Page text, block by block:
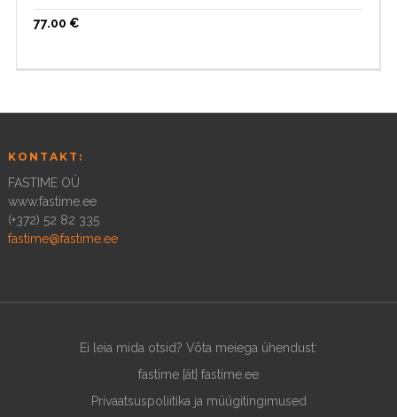
77.00 €
KONTAKT:
FASTIME OÜ
www.fastime.ee
(+372) 52 82 335
fastime@fastime.ee
Ei leia mida otsid? Võta meiega ühendust:
fastime [ät] fastime.ee
Privaatsuspoliitika ja müügitingimused